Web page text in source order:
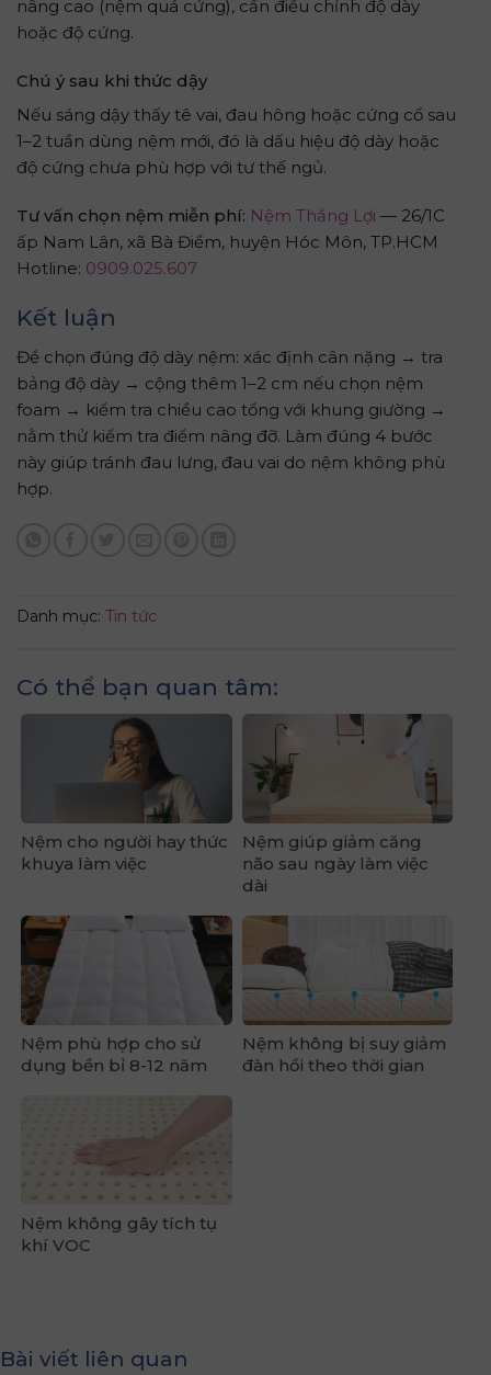
nâng cao (nệm quá cứng), cần điều chỉnh độ dày
hoặc độ cứng.
Chú ý sau khi thức dậy
Nếu sáng dậy thấy tê vai, đau hông hoặc cứng cổ sau
1–2 tuần dùng nệm mới, đó là dấu hiệu độ dày hoặc
độ cứng chưa phù hợp với tư thế ngủ.
Tư vấn chọn nệm miễn phí: Nệm Thắng Lợi — 26/1C
ấp Nam Lân, xã Bà Điểm, huyện Hóc Môn, TP.HCM
Hotline: 0909.025.607
Kết luận
Để chọn đúng độ dày nệm: xác định cân nặng → tra
bảng độ dày → cộng thêm 1–2 cm nếu chọn nệm
foam → kiểm tra chiều cao tổng với khung giường →
nằm thử kiểm tra điểm nâng đỡ. Làm đúng 4 bước
này giúp tránh đau lưng, đau vai do nệm không phù
hợp.
Danh mục: Tin tức
Có thể bạn quan tâm:
Nệm cho người hay thức
khuya làm việc
Nệm giúp giảm căng
não sau ngày làm việc
dài
Nệm phù hợp cho sử
dụng bền bỉ 8-12 năm
Nệm không bị suy giảm
đàn hồi theo thời gian
Nệm không gây tích tụ
khí VOC
Bài viết liên quan